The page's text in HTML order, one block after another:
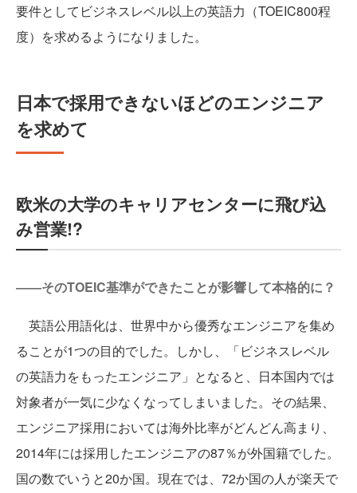
要件としてビジネスレベル以上の英語力（TOEIC800程
度）を求めるようになりました。
日本で採用できないほどのエンジニア
を求めて
欧米の大学のキャリアセンターに飛び込
み営業!?
――そのTOEIC基準ができたことが影響して本格的に？
英語公用語化は、世界中から優秀なエンジニアを集め
ることが1つの目的でした。しかし、「ビジネスレベル
の英語力をもったエンジニア」となると、日本国内では
対象者が一気に少なくなってしまいました。その結果、
エンジニア採用においては海外比率がどんどん高まり、
2014年には採用したエンジニアの87％が外国籍でした。
国の数でいうと20か国。現在では、72か国の人が楽天で